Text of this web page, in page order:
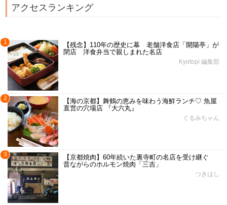
アクセスランキング
1
【残念】110年の歴史に幕 老舗洋食店「開陽亭」が
閉店 洋食弁当で親しまれた名店
Kyotopi 編集部
2
【海の京都】舞鶴の恵みを味わう海鮮ランチ♡ 魚屋
直営の穴場店 『大六丸』
ぐるみちゃん
3
【京都焼肉】60年続いた裏寺町の名店を受け継ぐ
昔ながらのホルモン焼肉「三吉」
つきはし